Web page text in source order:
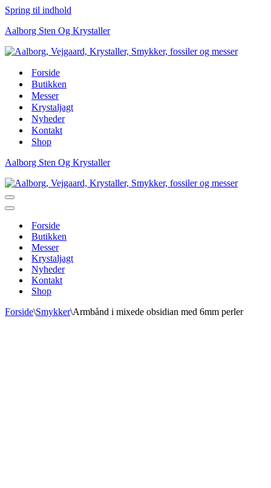
Spring til indhold
Aalborg Sten Og Krystaller
Forside
Butikken
Messer
Krystaljagt
Nyheder
Kontakt
Shop
Aalborg Sten Og Krystaller
Navigation
menu
Navigation
Forside
Butikken
Messer
Krystaljagt
Nyheder
Kontakt
Shop
Forside\Smykker\Armbånd i mixede obsidian med 6mm perler